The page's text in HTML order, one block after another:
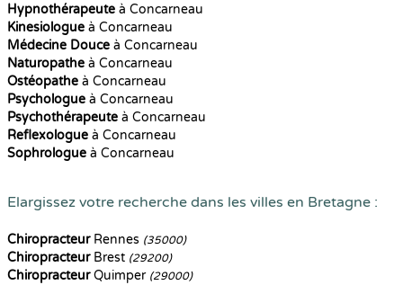
Hypnothérapeute à Concarneau
Kinesiologue à Concarneau
Médecine Douce à Concarneau
Naturopathe à Concarneau
Ostéopathe à Concarneau
Psychologue à Concarneau
Psychothérapeute à Concarneau
Reflexologue à Concarneau
Sophrologue à Concarneau
Elargissez votre recherche dans les villes en Bretagne :
ChiropracteurRennes (35000)
ChiropracteurBrest (29200)
ChiropracteurQuimper (29000)